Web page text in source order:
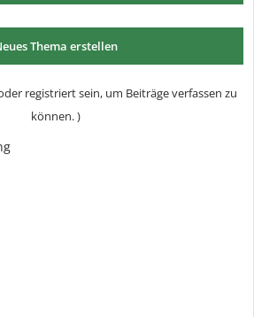
Thema erstellen
registriert sein, um Beiträge verfassen zu
können. )